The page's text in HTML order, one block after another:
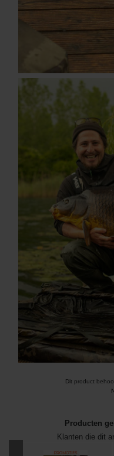
Dit product
Producten
Klanten die dit